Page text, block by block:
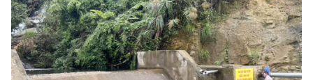
VỀ BÁO NHÂN DÂN
THỜI NAY